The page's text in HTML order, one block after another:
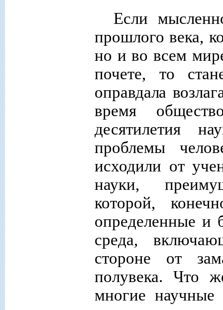
Если
прошлого века,
но и во всем
почете, то
оправдала
время общес
десятилетия
проблемы
исходили от
науки,
которой,
определенные и
среда,
стороне от
полувека. Что
многие научные